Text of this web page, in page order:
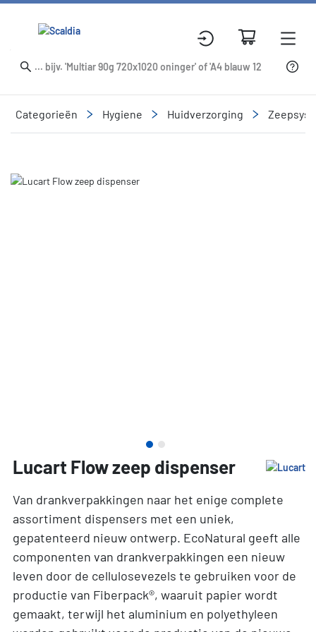
Categorieën Hygiene Huidverzorging
Slide 1 of 2
Lucart Flow zeep dispenser
Van drankverpakkingen naar het enige complete
assortiment dispensers met een uniek,
gepatenteerd nieuw ontwerp. EcoNatural geeft alle
componenten van drankverpakkingen een nieuw
leven door de cellulosevezels te gebruiken voor de
productie van Fiberpack®, waaruit papier wordt
gemaakt, terwijl het aluminium en polyethyleen